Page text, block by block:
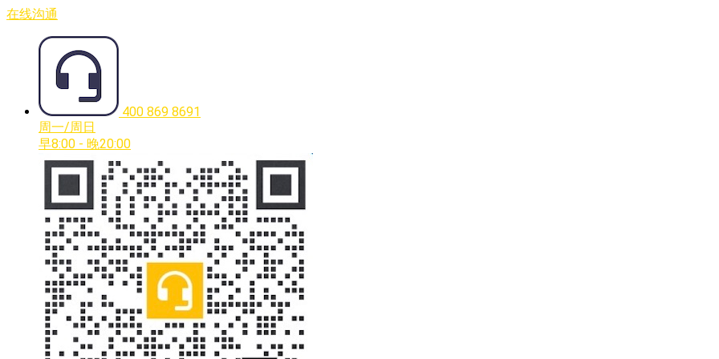
在线沟通
400 869 8691
周一/周日
早8:00 - 晚20:00